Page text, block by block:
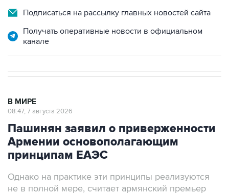
Подписаться на рассылку главных новостей сайта
Получать оперативные новости в официальном
канале
В МИРЕ
08:47, 7 августа 2026
Пашинян заявил о приверженности
Армении основополагающим
принципам ЕАЭС
Однако на практике эти принципы реализуются
не в полной мере, считает армянский премьер